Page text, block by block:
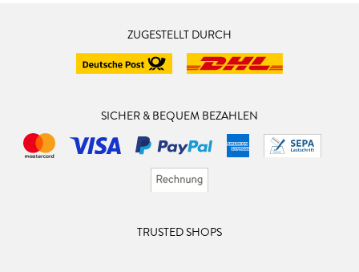
ZUGESTELLT DURCH
SICHER & BEQUEM BEZAHLEN
TRUSTED SHOPS